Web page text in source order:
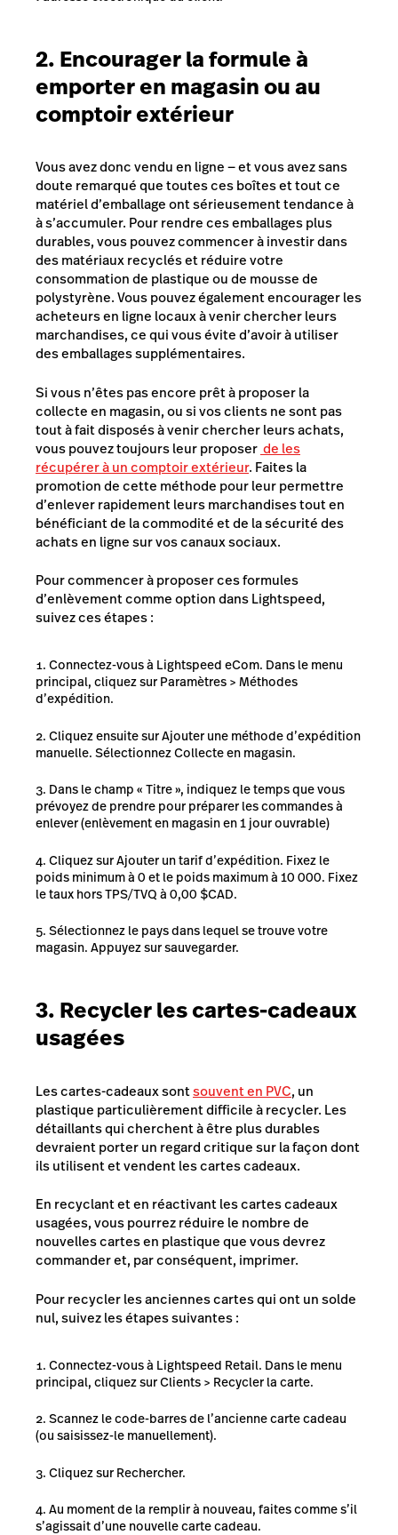
2. Encourager la formule à
emporter en magasin ou au
comptoir extérieur
Vous avez donc vendu en ligne — et vous avez sans
doute remarqué que toutes ces boîtes et tout ce
matériel d’emballage ont sérieusement tendance à
à s’accumuler. Pour rendre ces emballages plus
durables, vous pouvez commencer à investir dans
des matériaux recyclés et réduire votre
consommation de plastique ou de mousse de
polystyrène. Vous pouvez également encourager les
acheteurs en ligne locaux à venir chercher leurs
marchandises, ce qui vous évite d’avoir à utiliser
des emballages supplémentaires.
Si vous n’êtes pas encore prêt à proposer la
collecte en magasin, ou si vos clients ne sont pas
tout à fait disposés à venir chercher leurs achats,
vous pouvez toujours leur proposer de les
récupérer à un comptoir extérieur. Faites la
promotion de cette méthode pour leur permettre
d’enlever rapidement leurs marchandises tout en
bénéficiant de la commodité et de la sécurité des
achats en ligne sur vos canaux sociaux.
Pour commencer à proposer ces formules
d’enlèvement comme option dans Lightspeed,
suivez ces étapes :
Connectez-vous à Lightspeed eCom. Dans le menu
principal, cliquez sur Paramètres > Méthodes
d’expédition.
Cliquez ensuite sur Ajouter une méthode d’expédition
manuelle. Sélectionnez Collecte en magasin.
Dans le champ « Titre », indiquez le temps que vous
prévoyez de prendre pour préparer les commandes à
enlever (enlèvement en magasin en 1 jour ouvrable)
Cliquez sur Ajouter un tarif d’expédition. Fixez le
poids minimum à 0 et le poids maximum à 10 000. Fixez
le taux hors TPS/TVQ à 0,00 $CAD.
Sélectionnez le pays dans lequel se trouve votre
magasin. Appuyez sur sauvegarder.
3. Recycler les cartes-cadeaux
usagées
Les cartes-cadeaux sontsouvent en PVC, un
plastique particulièrement difficile à recycler. Les
détaillants qui cherchent à être plus durables
devraient porter un regard critique sur la façon dont
ils utilisent et vendent les cartes cadeaux.
En recyclant et en réactivant les cartes cadeaux
usagées, vous pourrez réduire le nombre de
nouvelles cartes en plastique que vous devrez
commander et, par conséquent, imprimer.
Pour recycler les anciennes cartes qui ont un solde
nul, suivez les étapes suivantes :
Connectez-vous à Lightspeed Retail. Dans le menu
principal, cliquez sur Clients > Recycler la carte.
Scannez le code-barres de l’ancienne carte cadeau
(ou saisissez-le manuellement).
Cliquez sur Rechercher.
Au moment de la remplir à nouveau, faites comme s’il
s’agissait d’une nouvelle carte cadeau.